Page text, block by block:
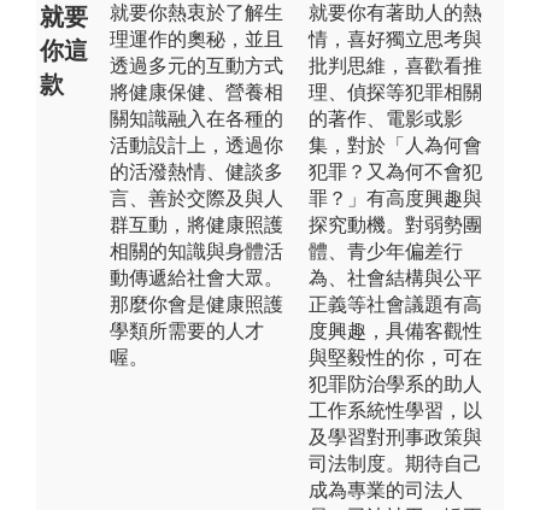
就要
你這
款
就要你熱衷於了解生
理運作的奧秘，並且
透過多元的互動方式
將健康保健、營養相
關知識融入在各種的
活動設計上，透過你
的活潑熱情、健談多
言、善於交際及與人
群互動，將健康照護
相關的知識與身體活
動傳遞給社會大眾。
那麼你會是健康照護
學類所需要的人才
喔。
就要你有著助人的熱
情，喜好獨立思考與
批判思維，喜歡看推
理、偵探等犯罪相關
的著作、電影或影
集，對於「人為何會
犯罪？又為何不會犯
罪？」有高度興趣與
探究動機。對弱勢團
體、青少年偏差行
為、社會結構與公平
正義等社會議題有高
度興趣，具備客觀性
與堅毅性的你，可在
犯罪防治學系的助人
工作系統性學習，以
及學習對刑事政策與
司法制度。期待自己
成為專業的司法人